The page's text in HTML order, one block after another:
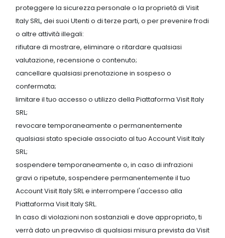
proteggere la sicurezza personale o la proprietà di Visit
Italy SRL, dei suoi Utenti o di terze parti, o per prevenire frodi
o altre attività illegali:
rifiutare di mostrare, eliminare o ritardare qualsiasi
valutazione, recensione o contenuto;
cancellare qualsiasi prenotazione in sospeso o
confermata;
limitare il tuo accesso o utilizzo della Piattaforma Visit Italy
SRL;
revocare temporaneamente o permanentemente
qualsiasi stato speciale associato al tuo Account Visit Italy
SRL;
sospendere temporaneamente o, in caso di infrazioni
gravi o ripetute, sospendere permanentemente il tuo
Account Visit Italy SRL e interrompere l'accesso alla
Piattaforma Visit Italy SRL.
In caso di violazioni non sostanziali e dove appropriato, ti
verrà dato un preavviso di qualsiasi misura prevista da Visit